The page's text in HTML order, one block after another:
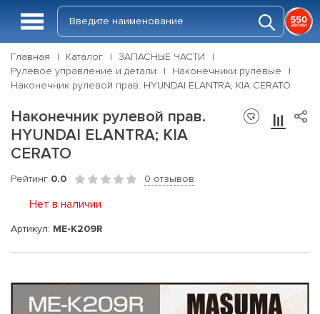
Главная Каталог
ЗАПАСНЫЕ ЧАСТИ
Рулевое управление и детали
Наконечники рулевые
Наконечник рулевой прав. HYUNDAI ELANTRA; KIA CERATO
Наконечник рулевой прав.
HYUNDAI ELANTRA; KIA
CERATO
Рейтинг 0.0 0 отзывов
Нет в наличии
Артикул: ME-K209R